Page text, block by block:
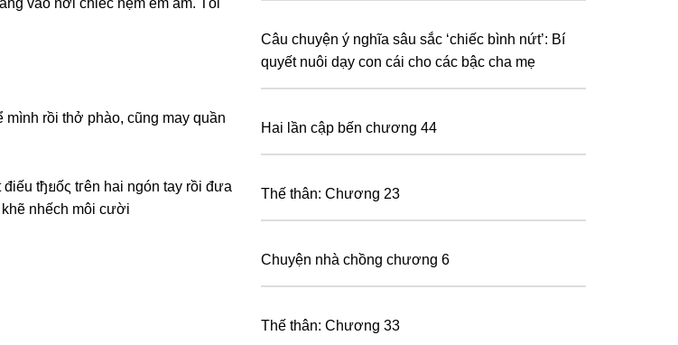
vào nơi chiếc nệm êm ấm. Tôi
rồi thở phào, cũnɡ may quần
tђยốς tгên hai ngón tay rồi đưa
nhếch môi cười
Câu chuyện ý nghĩa sâu sắc ‘chiếc bình nứt’: Bí
quyết nuôi dạy con cái cho các bậc cha mẹ
Hai lần cập bến chương 44
Thế thân: Chương 23
Chuyện nhà chồng chương 6
Thế thân: Chương 33